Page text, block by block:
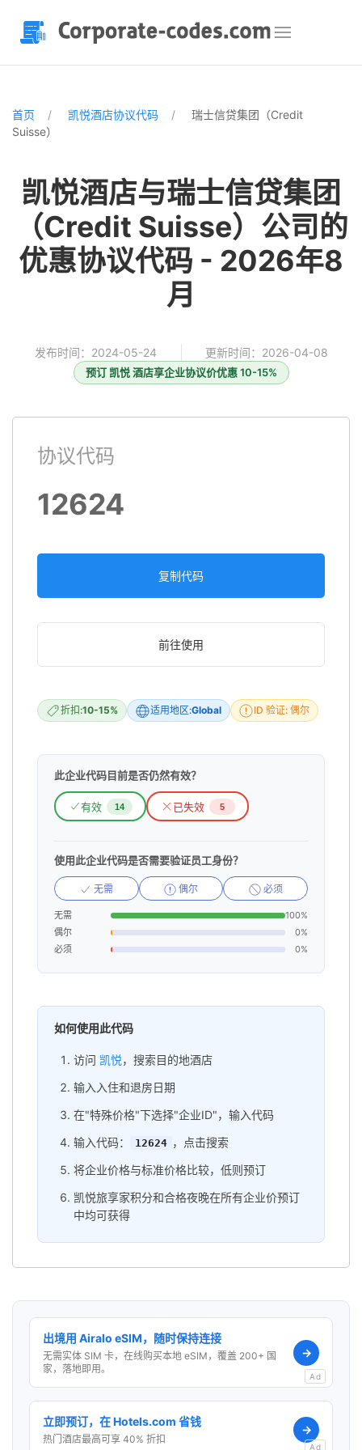
首页 凯悦酒店协议代码
瑞士信贷集团（Credit
Suisse）
凯悦酒店与瑞士信贷集团
（Credit Suisse）公司的
优惠协议代码 - 2026年8
月
发布时间：2024-05-24 更新时间：2026-04-08
预订 凯悦 酒店享企业协议价优惠 10-15%
协议代码
12624
复制代码
前往使用
折扣:10-15% 适用地区:Global ID 验证: 偶尔
此企业代码目前是否仍然有效？
有效 14 已失效 5
使用此企业代码是否需要验证员工身份？
无需 偶尔 必须
无需
100%
偶尔
0%
必须
0%
如何使用此代码
访问 凯悦，搜索目的地酒店
输入入住和退房日期
在"特殊价格"下选择"企业ID"，输入代码
输入代码：
12624 ，点击搜索
将企业价格与标准价格比较，低则预订
凯悦旅享家积分和合格夜晚在所有企业价预订
中均可获得
出境用 Airalo eSIM，随时保持连接
无需实体 SIM 卡，在线购买本地 eSIM，覆盖 200+ 国
家，落地即用。
→
Ad
立即预订，在 Hotels.com 省钱
热门酒店最高可享 40% 折扣
→
Ad